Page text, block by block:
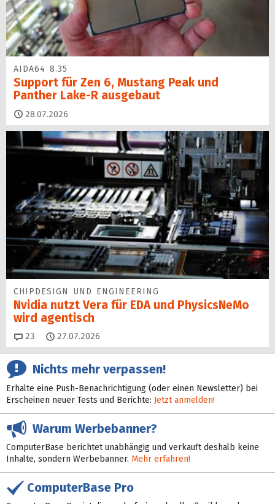
AIDA64 8.35
Support für Zen 6, Mustang Peak und
Panther Lake-R ausgebaut
28.07.2026
CHIPDESIGN UND ENGINEERING
Nvidia nutzt Vera für EDA und PhysicsNeMo
wird agentisch
23 Kommentare
27.07.2026
Nichts mehr verpassen!
Erhalte eine Push-Benachrichtigung (oder einen Newsletter) bei
Erscheinen neuer Tests und Berichte: Jetzt anmelden!
Warum Werbebanner?
ComputerBase berichtet unabhängig und verkauft deshalb keine
Inhalte, sondern Werbebanner. Mehr erfahren!
ComputerBase Pro